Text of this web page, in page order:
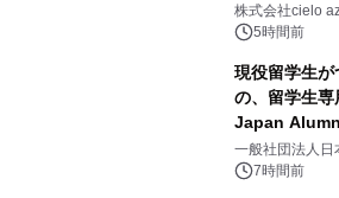
株式会社cielo
5時間前
現役留学生
の、留学生専
Japan
をリリース
一般社団法人日
7時間前